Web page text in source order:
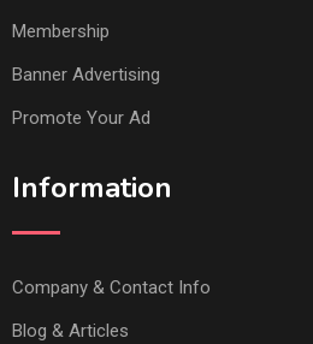
Membership
Banner Advertising
Promote Your Ad
Information
Company & Contact Info
Blog & Articles